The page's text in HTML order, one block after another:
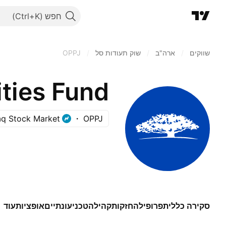
חפש
שווקים ארה"ב‏ שוק תעודות סל OPPJ
Fund
OPPJ
Stock Market
סקירה כלליתפרופילהחזקותקהילהטכניעונתייםאופציותעוד